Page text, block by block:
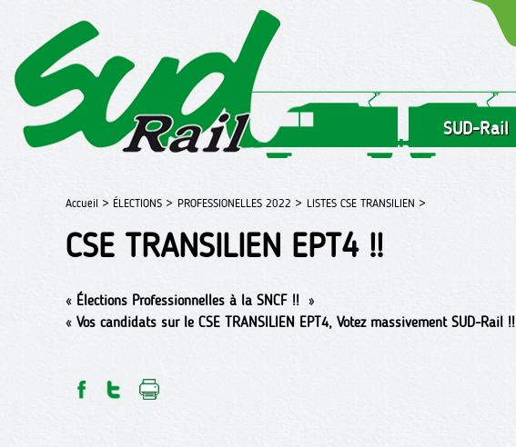
SUD-Rail
Accueil > ÉLECTIONS > PROFESSIONELLES 2022 > LISTES CSE TRANSILIEN >
CSE TRANSILIEN EPT4 !!
« Élections Professionnelles à la SNCF !! »
« Vos candidats sur le CSE TRANSILIEN EPT4, Votez massivement SUD-Rail !!